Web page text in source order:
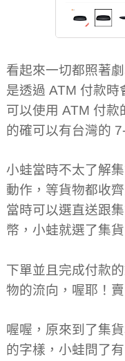
看起來一切都照著
是透過 ATM 付款
可以使用 ATM 付款
的確可以有台灣的
小蛙當時不太了解
動作，等貨物都收
當時可以選直送跟
幣，小蛙就選了集貨
下單並且完成付款
物的流向，喔耶！
喔喔，原來到了集
的字樣，小蛙問了